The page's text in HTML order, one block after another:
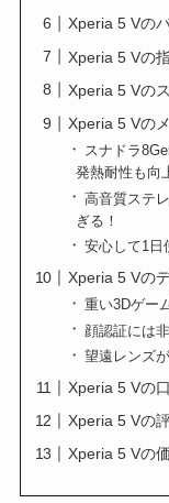
Xperia 5 Vの
Xperia 5 Vの
Xperia 5 Vの
Xperia 5 Vの
スナドラ
発熱耐性も向
高音質ステ
ぎる！
安心して1日
Xperia 5 Vの
重い3Dゲー
顔認証には
望遠レンズ
Xperia 5 Vの
Xperia 5 Vの
Xperia 5 Vの